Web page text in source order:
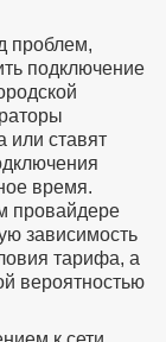
проблем,
подключение
или ставят
время.
провайдере
зависимость
тарифа, а
вероятностью